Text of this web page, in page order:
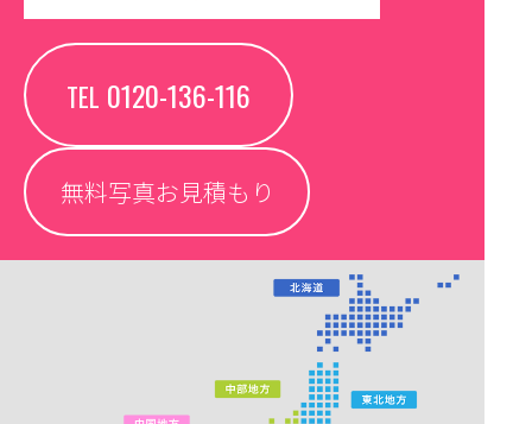
TEL 0120-136-116
無料写真お見積もり